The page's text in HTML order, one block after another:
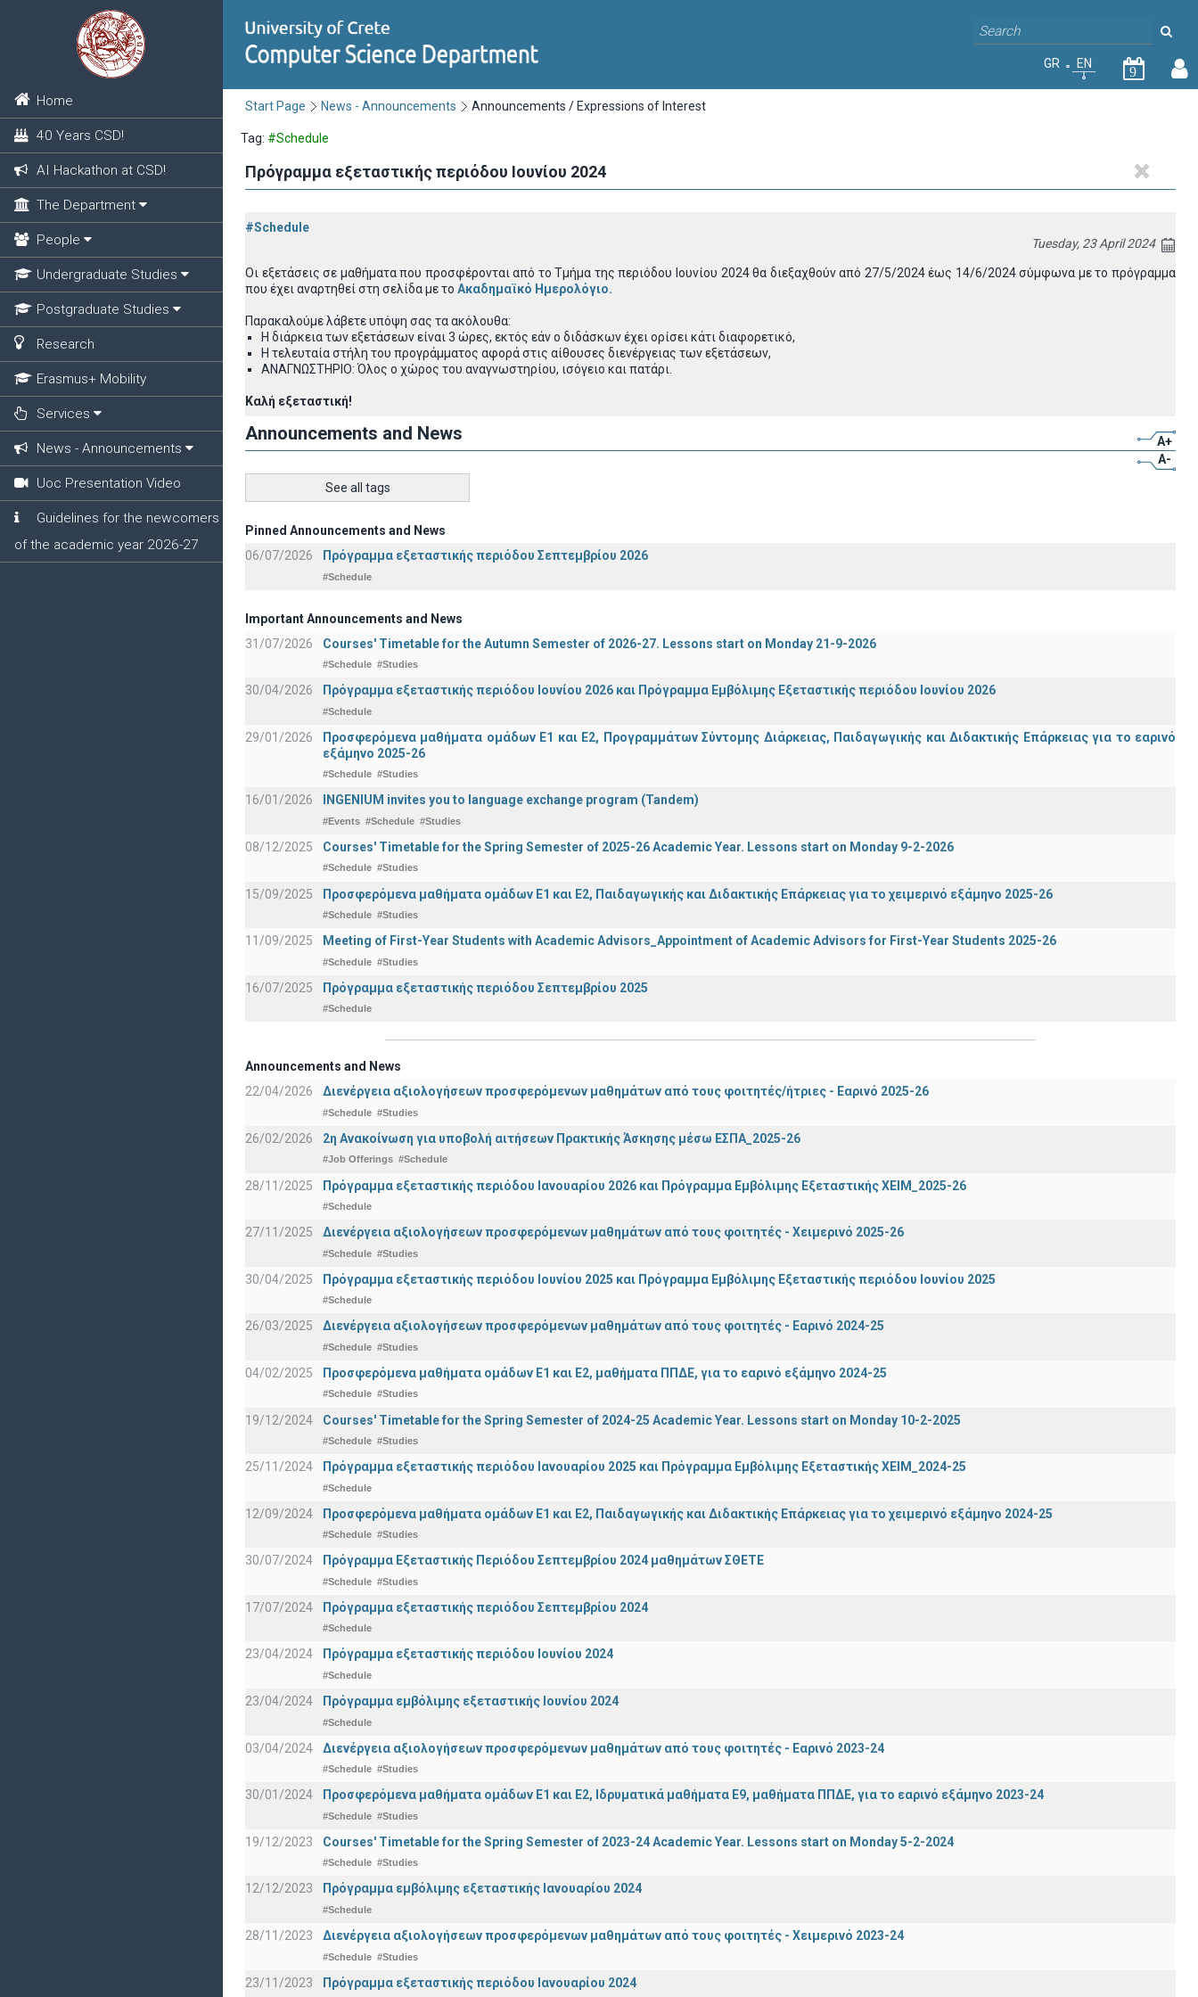
Home
40 Years CSD!
AI Hackathon at CSD!
The Department
People
Undergraduate Studies
Postgraduate Studies
Research
Erasmus+ Mobility
Services
News - Announcements
Uoc Presentation Video
Guidelines for the newcomers
of the academic year 2026-27
GR EN
9
Start Page News - Announcements Announcements / Expressions of Interest
Tag: #Schedule
Πρόγραμμα εξεταστικής περιόδου Ιουνίου 2024
#Schedule
Tuesday, 23 April 2024
Οι εξετάσεις σε μαθήματα που προσφέρονται από το Τμήμα της περιόδου Ιουνίου 2024 θα διεξαχθούν από 27/5/2024 έως 14/6/2024 σύμφωνα με το πρόγραμμα
που έχει αναρτηθεί στη σελίδα με το Ακαδημαϊκό Ημερολόγιο.
Παρακαλούμε λάβετε υπόψη σας τα ακόλουθα:
Η διάρκεια των εξετάσεων είναι 3 ώρες, εκτός εάν ο διδάσκων έχει ορίσει κάτι διαφορετικό,
Η τελευταία στήλη του προγράμματος αφορά στις αίθουσες διενέργειας των εξετάσεων,
ΑΝΑΓΝΩΣΤΗΡΙΟ: Όλος ο χώρος του αναγνωστηρίου, ισόγειο και πατάρι.
Καλή εξεταστική!
Announcements and News
A+
A-
See all tags
Pinned Announcements and News
06/07/2026
Πρόγραμμα εξεταστικής περιόδου Σεπτεμβρίου 2026
#Schedule
Important Announcements and News
31/07/2026
Courses' Timetable for the Autumn Semester of 2026-27. Lessons start on Monday 21-9-2026
#Schedule #Studies
30/04/2026 Πρόγραμμα εξεταστικής περιόδου Ιουνίου 2026 και Πρόγραμμα Εμβόλιμης Εξεταστικής περιόδου Ιουνίου 2026
#Schedule
29/01/2026
Προσφερόμενα μαθήματα ομάδων Ε1 και Ε2, Προγραμμάτων Σύντομης Διάρκειας, Παιδαγωγικής και Διδακτικής Επάρκειας για το εαρινό
εξάμηνο 2025-26
#Schedule #Studies
16/01/2026 INGENIUM invites you to language exchange program (Tandem)
#Events #Schedule #Studies
08/12/2025 Courses' Timetable for the Spring Semester of 2025-26 Academic Year. Lessons start on Monday 9-2-2026
#Schedule #Studies
15/09/2025 Προσφερόμενα μαθήματα ομάδων Ε1 και Ε2, Παιδαγωγικής και Διδακτικής Επάρκειας για το χειμερινό εξάμηνο 2025-26
#Schedule #Studies
11/09/2025 Meeting of First-Year Students with Academic Advisors_Appointment of Academic Advisors for First-Year Students 2025-26
#Schedule #Studies
16/07/2025 Πρόγραμμα εξεταστικής περιόδου Σεπτεμβρίου 2025
#Schedule
Announcements and News
22/04/2026
Διενέργεια αξιολογήσεων προσφερόμενων μαθημάτων από τους φοιτητές/ήτριες - Εαρινό 2025-26
#Schedule #Studies
26/02/2026 2η Ανακοίνωση για υποβολή αιτήσεων Πρακτικής Άσκησης μέσω ΕΣΠΑ_2025-26
#Job Offerings #Schedule
28/11/2025 Πρόγραμμα εξεταστικής περιόδου Ιανουαρίου 2026 και Πρόγραμμα Εμβόλιμης Εξεταστικής ΧΕΙΜ_2025-26
#Schedule
27/11/2025 Διενέργεια αξιολογήσεων προσφερόμενων μαθημάτων από τους φοιτητές - Χειμερινό 2025-26
#Schedule #Studies
30/04/2025 Πρόγραμμα εξεταστικής περιόδου Ιουνίου 2025 και Πρόγραμμα Εμβόλιμης Εξεταστικής περιόδου Ιουνίου 2025
#Schedule
26/03/2025 Διενέργεια αξιολογήσεων προσφερόμενων μαθημάτων από τους φοιτητές - Εαρινό 2024-25
#Schedule #Studies
04/02/2025 Προσφερόμενα μαθήματα ομάδων Ε1 και Ε2, μαθήματα ΠΠΔΕ, για το εαρινό εξάμηνο 2024-25
#Schedule #Studies
19/12/2024 Courses' Timetable for the Spring Semester of 2024-25 Academic Year. Lessons start on Monday 10-2-2025
#Schedule #Studies
25/11/2024 Πρόγραμμα εξεταστικής περιόδου Ιανουαρίου 2025 και Πρόγραμμα Εμβόλιμης Εξεταστικής ΧΕΙΜ_2024-25
#Schedule
12/09/2024 Προσφερόμενα μαθήματα ομάδων Ε1 και Ε2, Παιδαγωγικής και Διδακτικής Επάρκειας για το χειμερινό εξάμηνο 2024-25
#Schedule #Studies
30/07/2024 Πρόγραμμα Εξεταστικής Περιόδου Σεπτεμβρίου 2024 μαθημάτων ΣΘΕΤΕ
#Schedule #Studies
17/07/2024 Πρόγραμμα εξεταστικής περιόδου Σεπτεμβρίου 2024
#Schedule
23/04/2024 Πρόγραμμα εξεταστικής περιόδου Ιουνίου 2024
#Schedule
23/04/2024 Πρόγραμμα εμβόλιμης εξεταστικής Ιουνίου 2024
#Schedule
03/04/2024 Διενέργεια αξιολογήσεων προσφερόμενων μαθημάτων από τους φοιτητές - Εαρινό 2023-24
#Schedule #Studies
30/01/2024 Προσφερόμενα μαθήματα ομάδων Ε1 και Ε2, Ιδρυματικά μαθήματα Ε9, μαθήματα ΠΠΔΕ, για το εαρινό εξάμηνο 2023-24
#Schedule #Studies
19/12/2023 Courses' Timetable for the Spring Semester of 2023-24 Academic Year. Lessons start on Monday 5-2-2024
#Schedule #Studies
12/12/2023 Πρόγραμμα εμβόλιμης εξεταστικής Ιανουαρίου 2024
#Schedule
28/11/2023 Διενέργεια αξιολογήσεων προσφερόμενων μαθημάτων από τους φοιτητές - Χειμερινό 2023-24
#Schedule #Studies
23/11/2023 Πρόγραμμα εξεταστικής περιόδου Ιανουαρίου 2024